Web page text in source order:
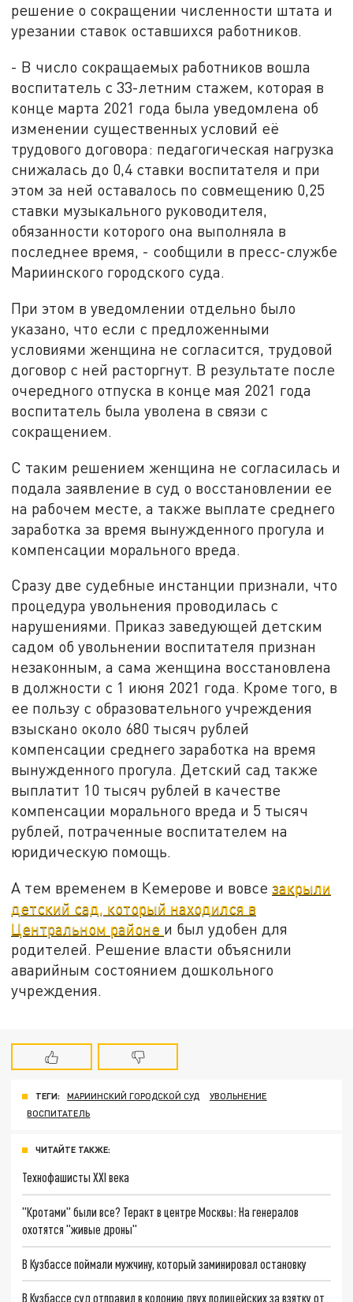
решение о сокращении численности штата и
урезании ставок оставшихся работников.
- В число сокращаемых работников вошла
воспитатель с 33-летним стажем, которая в
конце марта 2021 года была уведомлена об
изменении существенных условий её
трудового договора: педагогическая нагрузка
снижалась до 0,4 ставки воспитателя и при
этом за ней оставалось по совмещению 0,25
ставки музыкального руководителя,
обязанности которого она выполняла в
последнее время, - сообщили в пресс-службе
Мариинского городского суда.
При этом в уведомлении отдельно было
указано, что если с предложенными
условиями женщина не согласится, трудовой
договор с ней расторгнут. В результате после
очередного отпуска в конце мая 2021 года
воспитатель была уволена в связи с
сокращением.
С таким решением женщина не согласилась и
подала заявление в суд о восстановлении ее
на рабочем месте, а также выплате среднего
заработка за время вынужденного прогула и
компенсации морального вреда.
Сразу две судебные инстанции признали, что
процедура увольнения проводилась с
нарушениями. Приказ заведующей детским
садом об увольнении воспитателя признан
незаконным, а сама женщина восстановлена
в должности с 1 июня 2021 года. Кроме того, в
ее пользу с образовательного учреждения
взыскано около 680 тысяч рублей
компенсации среднего заработка на время
вынужденного прогула. Детский сад также
выплатит 10 тысяч рублей в качестве
компенсации морального вреда и 5 тысяч
рублей, потраченные воспитателем на
юридическую помощь.
А тем временем в Кемерове и вовсезакрыли
детский сад, который находился в
Центральном районе и был удобен для
родителей. Решение власти объяснили
аварийным состоянием дошкольного
учреждения.
ТЕГИ: МАРИИНСКИЙ ГОРОДСКОЙ СУД
УВОЛЬНЕНИЕ
ВОСПИТАТЕЛЬ
ЧИТАЙТЕ ТАКЖЕ:
Технофашисты XXI века
"Кротами" были все? Теракт в центре Москвы: На генералов
охотятся "живые дроны"
В Кузбассе поймали мужчину, который заминировал остановку
В Кузбассе суд отправил в колонию двух полицейских за взятку от